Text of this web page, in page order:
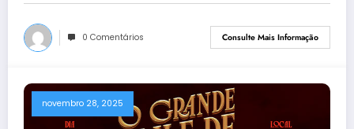
0 Comentários Consulte Mais Informação
novembro 28, 2025